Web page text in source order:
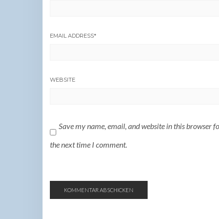
EMAIL ADDRESS*
WEBSITE
Save my name, email, and website in this browser
the next time I comment.